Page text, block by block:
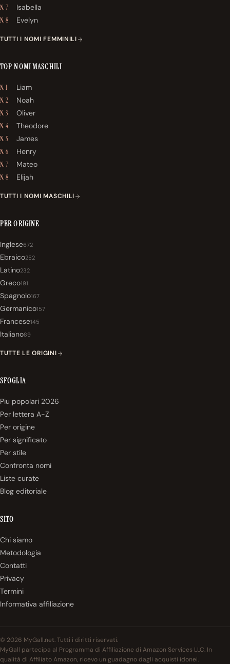
N. 7 Isabella
N. 8 Evelyn
TUTTI I NOMI FEMMINILI
TOP NOMI MASCHILI
N. 1 Liam
N. 2 Noah
N. 3 Oliver
N. 4 Theodore
N. 5 James
N. 6 Henry
N. 7 Mateo
N. 8 Elijah
TUTTI I NOMI MASCHILI
PER ORIGINE
Inglese672
Ebraico252
Latino232
Greco191
Spagnolo167
Germanico157
Francese145
Italiano89
TUTTE LE ORIGINI
SFOGLIA
Piu popolari 2026
Per lettera A-Z
Per origine
Per significato
Per stile
Confronta nomi
Liste curate
Blog editoriale
SITO
Chi siamo
Metodologia
Contatti
Privacy
Termini
Informativa affiliazione
© 2026 MyGall.net. Tutti i diritti riservati.
MyGall partecipa al Programma di Affiliazione di Amazon Services LLC. In
qualità di Affiliato Amazon, ricevo un guadagno dagli acquisti idonei.